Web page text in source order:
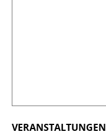
VERANSTALTUNGEN